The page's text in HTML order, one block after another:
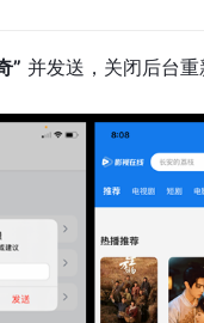
” 并发送，关闭后台